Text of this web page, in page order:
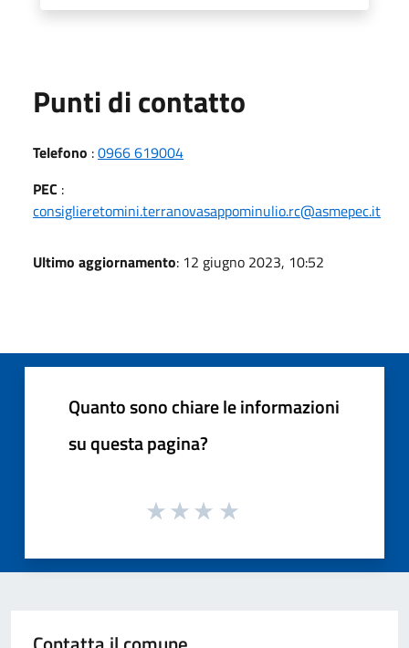
Punti di contatto
Telefono :0966 619004
PEC :
consiglieretomini.terranovasappominulio.rc@asmepec.it
Ultimo aggiornamento: 12 giugno 2023, 10:52
Quanto sono chiare le informazioni
su questa pagina?